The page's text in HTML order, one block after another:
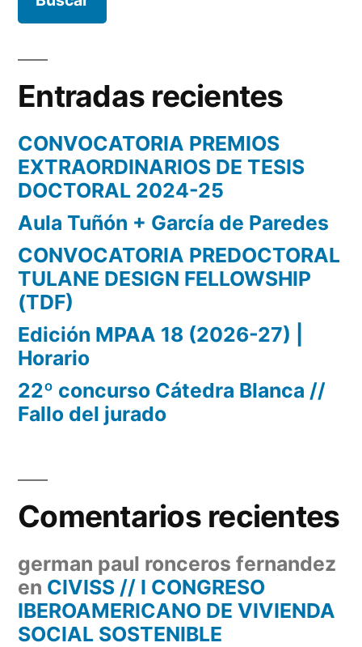
Entradas recientes
CONVOCATORIA PREMIOS
EXTRAORDINARIOS DE TESIS
DOCTORAL 2024-25
Aula Tuñón + García de Paredes
CONVOCATORIA PREDOCTORAL
TULANE DESIGN FELLOWSHIP
(TDF)
Edición MPAA 18 (2026-27) |
Horario
22º concurso Cátedra Blanca //
Fallo del jurado
Comentarios recientes
german paul ronceros fernandez
en CIVISS // I CONGRESO
IBEROAMERICANO DE VIVIENDA
SOCIAL SOSTENIBLE